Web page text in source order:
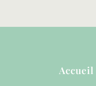
Accueil